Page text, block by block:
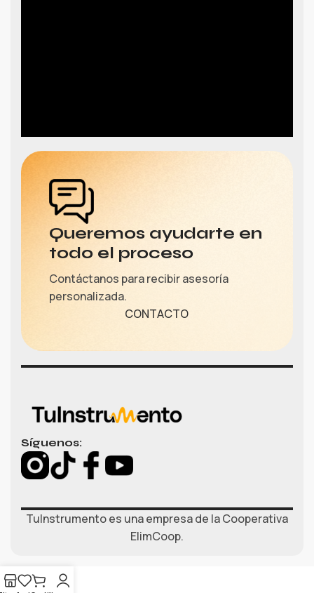
Queremos ayudarte en
todo el proceso
Contáctanos para recibir asesoría
personalizada.
CONTACTO
Síguenos:
TuInstrumento es una empresa de la Cooperativa
ElimCoop.